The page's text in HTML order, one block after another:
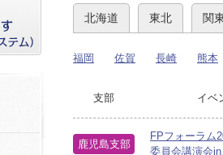
北海道 東北 関
福岡 佐賀 長崎 熊本
支部 イベ
鹿児島支部
FPフォーラム
委員会講演会